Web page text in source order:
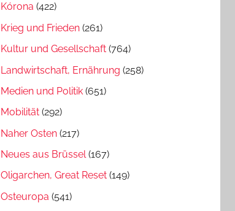
Kórona (422)
Krieg und Frieden (261)
Kultur und Gesellschaft (764)
Landwirtschaft, Ernährung (258)
Medien und Politik (651)
Mobilität (292)
Naher Osten (217)
Neues aus Brüssel(167)
Oligarchen, Great Reset (149)
Osteuropa (541)